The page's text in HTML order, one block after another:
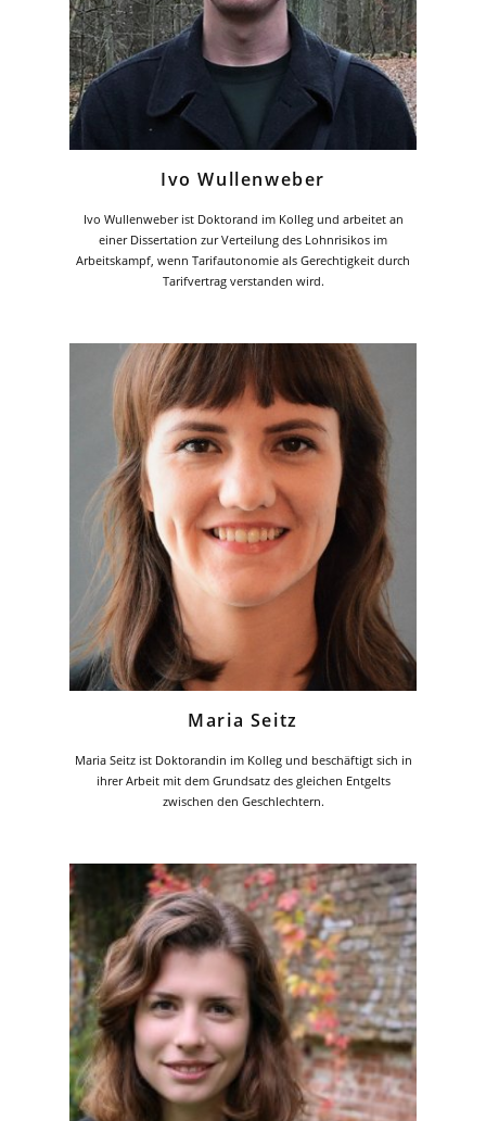
Ivo Wullenweber
Ivo Wullenweber ist Doktorand im Kolleg und arbeitet an
einer Dissertation zur Verteilung des Lohnrisikos im
Arbeitskampf, wenn Tarifautonomie als Gerechtigkeit durch
Tarifvertrag verstanden wird.
Maria Seitz
Maria Seitz ist Doktorandin im Kolleg und beschäftigt sich in
ihrer Arbeit mit dem Grundsatz des gleichen Entgelts
zwischen den Geschlechtern.